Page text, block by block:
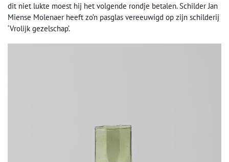
dit niet lukte moest hij het volgende rondje betalen. Schilder Jan
Miense Molenaer heeft zo’n pasglas vereeuwigd op zijn schilderij
‘Vrolijk gezelschap’.